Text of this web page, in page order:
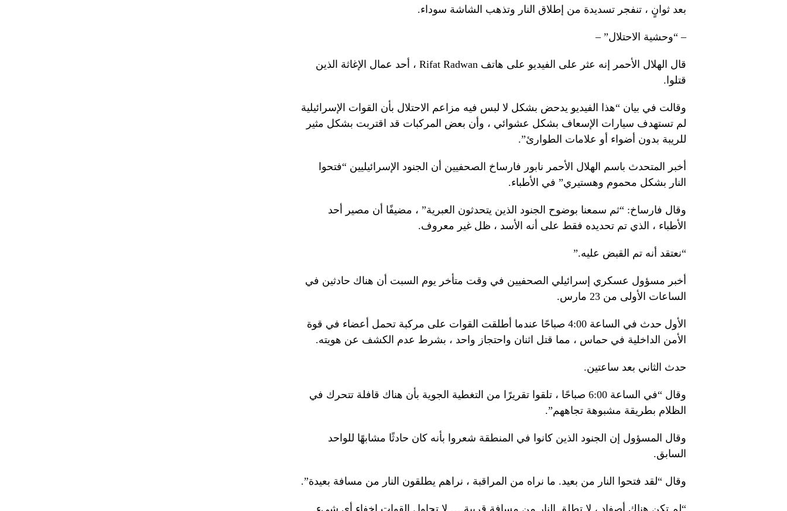
بعد ثوانٍ ، تنفجر تسديدة من إطلاق النار وتذهب الشاشة سوداء.
– “وحشية الاحتلال” –
قال الهلال الأحمر إنه عثر على الفيديو على هاتف Rifat Radwan ، أحد عمال الإغاثة الذين
قتلوا.
وقالت في بيان “هذا الفيديو يدحض بشكل لا لبس فيه مزاعم الاحتلال بأن القوات الإسرائيلية
لم تستهدف سيارات الإسعاف بشكل عشوائي ، وأن بعض المركبات قد اقتربت بشكل مثير
للريبة بدون أضواء أو علامات الطوارئ”.
أخبر المتحدث باسم الهلال الأحمر نابور فارساخ الصحفيين أن الجنود الإسرائيليين “فتحوا
النار بشكل محموم وهستيري” في الأطباء.
وقال فارساخ: “ثم سمعنا بوضوح الجنود الذين يتحدثون العبرية” ، مضيفًا أن مصير أحد
الأطباء ، الذي تم تحديده فقط على أنه الأسد ، ظل غير معروف.
“نعتقد أنه تم القبض عليه.”
أخبر مسؤول عسكري إسرائيلي الصحفيين في وقت متأخر يوم السبت أن هناك حادثين في
الساعات الأولى من 23 مارس.
الأول حدث في الساعة 4:00 صباحًا عندما أطلقت القوات على مركبة تحمل أعضاء في قوة
الأمن الداخلية في حماس ، مما قتل اثنان واحتجاز واحد ، بشرط عدم الكشف عن هويته.
حدث الثاني بعد ساعتين.
وقال “في الساعة 6:00 صباحًا ، تلقوا تقريرًا من التغطية الجوية بأن هناك قافلة تتحرك في
الظلام بطريقة مشبوهة تجاههم”.
وقال المسؤول إن الجنود الذين كانوا في المنطقة شعروا بأنه كان حادثًا مشابهًا للواحد
السابق.
وقال “لقد فتحوا النار من بعيد. ما نراه من المراقبة ، نراهم يطلقون النار من مسافة بعيدة”.
“لم تكن هناك أصفاد ، لا تطلق النار من مسافة قريبة … لا تحاول القوات إخفاء أي شيء.